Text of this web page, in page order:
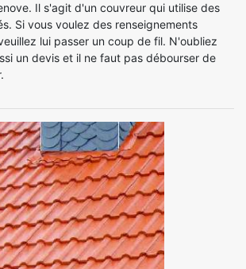
Il s'agit d'un couvreur qui utilise des
Si vous voulez des renseignements
lui passer un coup de fil. N'oubliez
un devis et il ne faut pas débourser de